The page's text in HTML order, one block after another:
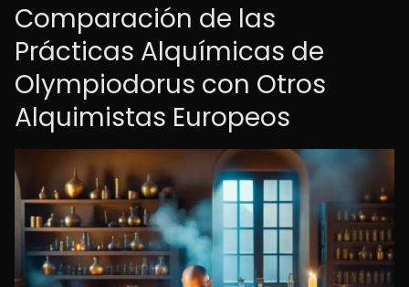
Comparación de las
Prácticas Alquímicas de
Olympiodorus con Otros
Alquimistas Europeos